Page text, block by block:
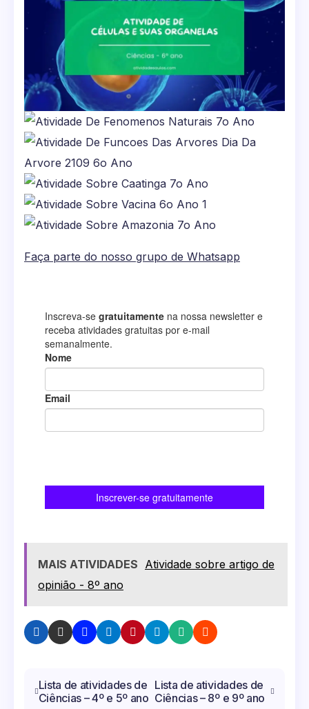
Faça parte do nosso grupo de Whatsapp
MAIS ATIVIDADES Atividade sobre artigo de
opinião - 8º ano
Navegação
Lista de atividades de
Ciências – 4º e 5º ano
Lista de atividades de
Ciências – 8º e 9º ano